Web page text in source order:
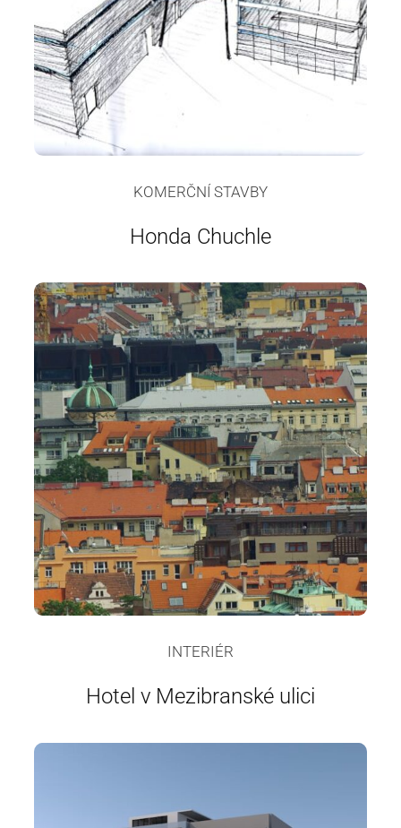
KOMERČNÍ STAVBY
Honda Chuchle
INTERIÉR
Hotel v Mezibranské ulici